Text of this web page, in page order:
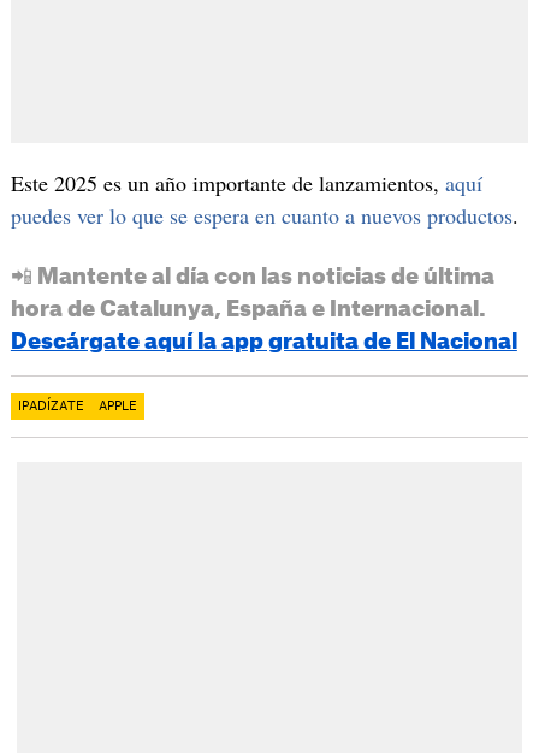
Este 2025 es un año importante de lanzamientos, aquí
puedes ver lo que se espera en cuanto a nuevos productos.
📲 Mantente al día con las noticias de última
hora de Catalunya, España e Internacional.
Descárgate aquí la app gratuita de El Nacional
IPADÍZATE APPLE